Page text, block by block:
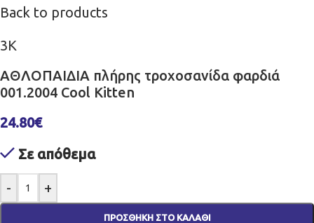
Back to products
3K
ΑΘΛΟΠΑΙΔΙΑ πλήρης τροχοσανίδα φαρδιά
001.2004 Cool Kitten
24.80€
Σε απόθεμα
- +
ΠΡΟΣΘΉΚΗ ΣΤΟ ΚΑΛΆΘΙ